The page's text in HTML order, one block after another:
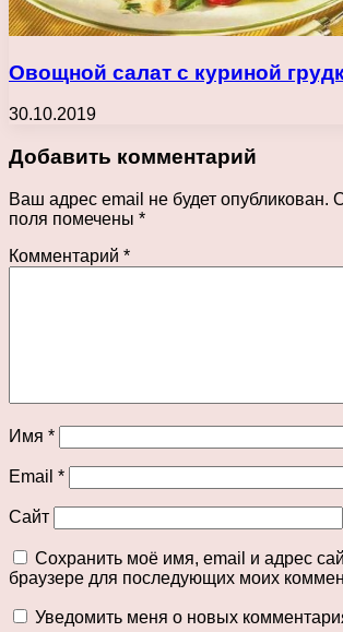
Овощной салат с куриной
30.10.2019
Добавить комментарий
Ваш адрес email не будет опубликован.
поля помечены *
Комментарий *
Имя *
Email *
Сайт
Сохранить моё имя, email и адрес
браузере для последующих моих
Уведомить меня о новых